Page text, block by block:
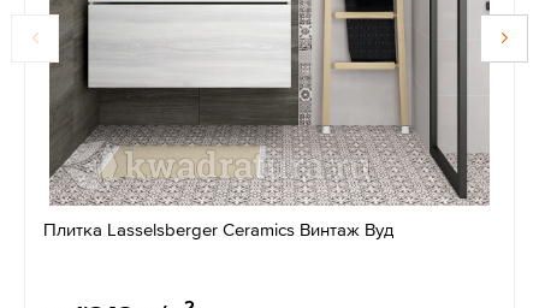
Плитка Lasselsberger Ceramics Винтаж Вуд